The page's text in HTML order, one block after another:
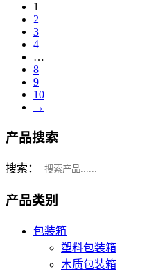
1
2
3
4
…
8
9
10
→
产品搜索
搜索：
产品类别
包装箱
塑料包装箱
木质包装箱